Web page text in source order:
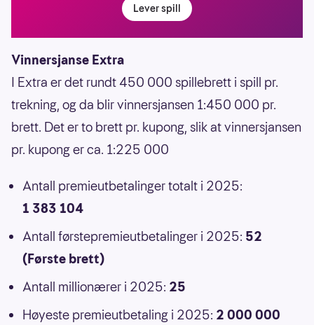
Lever spill
Vinnersjanse Extra
I Extra er det rundt 450 000 spillebrett i spill pr.
trekning, og da blir vinnersjansen 1:450 000 pr.
brett. Det er to brett pr. kupong, slik at vinnersjansen
pr. kupong er ca. 1:225 000
Antall premieutbetalinger totalt i 2025:
1 383 104
Antall førstepremieutbetalinger i 2025: 52
(Første brett)
Antall millionærer i 2025: 25
Høyeste premieutbetaling i 2025: 2 000 000